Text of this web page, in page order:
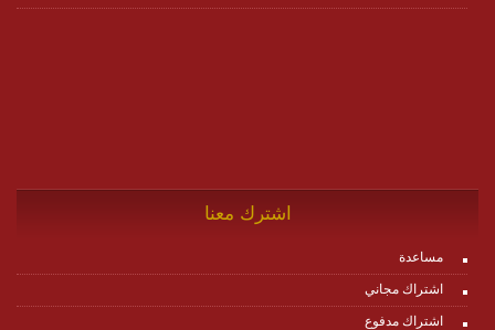
اشترك معنا
مساعدة
اشتراك مجاني
اشتراك مدفوع